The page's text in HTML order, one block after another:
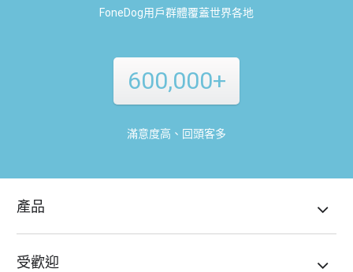
FoneDog用戶群體覆蓋世界各地
600,000+
滿意度高、回頭客多
產品
受歡迎